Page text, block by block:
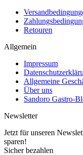
Retouren
Allgemein
Impressum
Allgemeine
Über uns
Sandoro Gastro-
Newsletter
Jetzt für unseren
sparen!
Sicher bezahlen